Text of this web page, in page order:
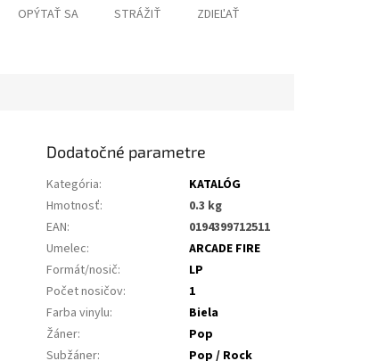
OPÝTAŤ SA STRÁŽIŤ ZDIEĽAŤ
Dodatočné parametre
Kategória:
KATALÓG
Hmotnosť:
0.3 kg
EAN:
0194399712511
Umelec:
ARCADE FIRE
Formát/nosič:
LP
Počet nosičov:
1
Farba vinylu:
Biela
Žáner:
Pop
Subžáner:
Pop / Rock